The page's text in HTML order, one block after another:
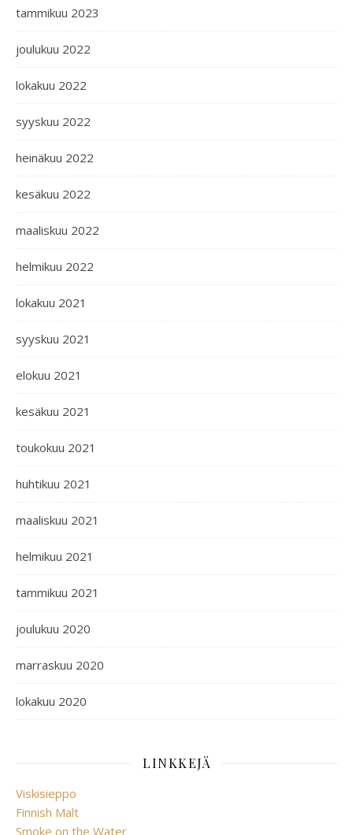
tammikuu 2023
joulukuu 2022
lokakuu 2022
syyskuu 2022
heinäkuu 2022
kesäkuu 2022
maaliskuu 2022
helmikuu 2022
lokakuu 2021
syyskuu 2021
elokuu 2021
kesäkuu 2021
toukokuu 2021
huhtikuu 2021
maaliskuu 2021
helmikuu 2021
tammikuu 2021
joulukuu 2020
marraskuu 2020
lokakuu 2020
LINKKEJÄ
Viskisieppo
Finnish Malt
Smoke on the Water